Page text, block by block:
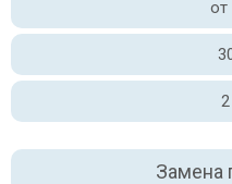
от
Замена